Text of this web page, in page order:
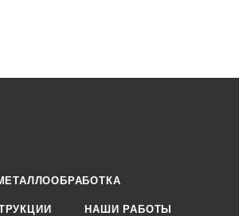
НАШИ РАБОТЫ